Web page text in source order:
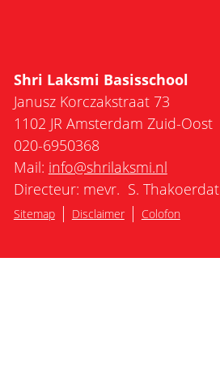
Shri Laksmi Basisschool
Janusz Korczakstraat 73
1102 JR Amsterdam Zuid-Oost
020-6950368
Mail: info@shrilaksmi.nl
Directeur: mevr. S. Thakoerdat
Sitemap| Disclaimer| Colofon